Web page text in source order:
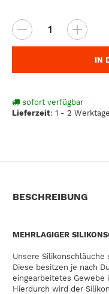
IN
sofort verfügbar
Lieferzeit: 1 - 2 Werktage
BESCHREIBUNG
MEHRLAGIGER
Unsere
Diese besitzen je nach
eingearbeitetes Gewebe
Hierdurch wird der